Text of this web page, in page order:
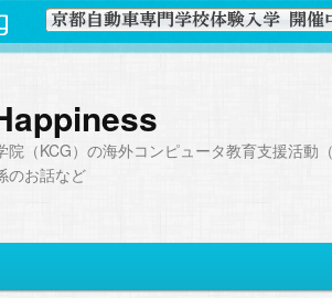
院（KCG）の海外コンピュータ教育支援活動
のお話など